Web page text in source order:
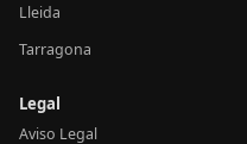
Lleida
Tarragona
Legal
Aviso Legal